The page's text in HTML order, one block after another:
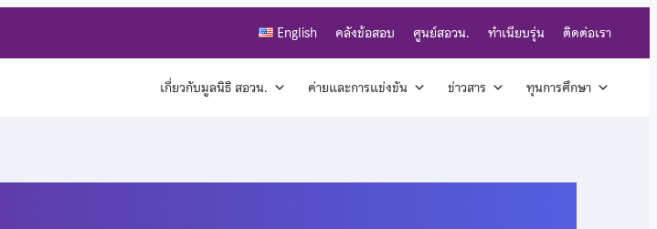
English คลังข้อสอบ ศูนย์สอวน. ทำเนียบรุ่น ติดต่อเรา
เกี่ยวกับมูลนิธิ สอวน. ค่ายและการแข่งขัน ข่าวสาร ทุนการศึกษา